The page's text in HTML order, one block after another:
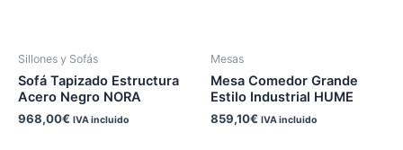
Sillones y Sofás
Sofá Tapizado Estructura
Acero Negro NORA
968,00€ IVA incluido
Mesas
Mesa Comedor Grande
Estilo Industrial HUME
859,10€ IVA incluido